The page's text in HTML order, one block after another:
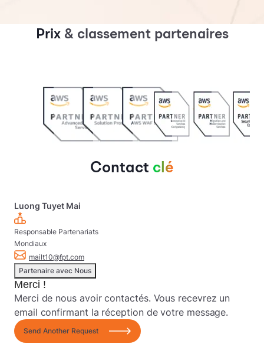
Prix & classement partenaires
Contact clé
Luong Tuyet Mai
Responsable Partenariats
Mondiaux
mailt10@fpt.com
Partenaire avec Nous
Merci !
Merci de nous avoir contactés. Vous recevrez un
email confirmant la réception de votre message.
Send Another Request